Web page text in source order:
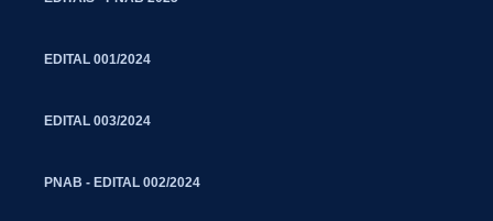
EDITAL 001/2024
EDITAL 003/2024
PNAB - EDITAL 002/2024